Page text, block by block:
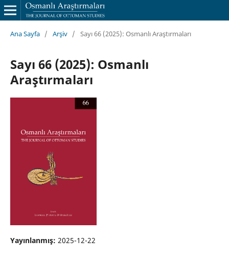
Ana Sayfa / Arşiv / Sayı 66 (2025): Osmanlı Araştırmaları
Sayı 66 (2025): Osmanlı
Araştırmaları
Yayınlanmış: 2025-12-22